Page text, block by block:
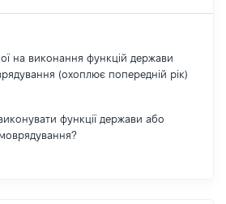
на виконання функцій держави
(охоплює попередній рік)
функції держави або